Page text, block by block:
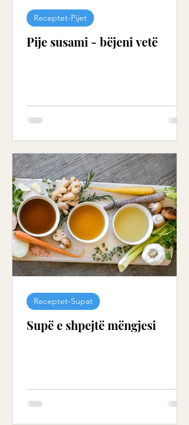
Pije susami - bëjeni vetë
Receptet-Pijet
Supë e shpejtë mëngjesi
Receptet-Supat